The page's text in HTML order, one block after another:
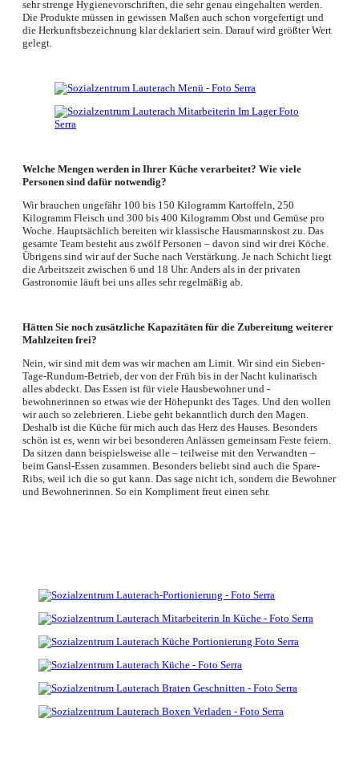
sehr strenge Hygienevorschriften, die sehr genau eingehalten werden.
Die Produkte müssen in gewissen Maßen auch schon vorgefertigt und
die Herkunftsbezeichnung klar deklariert sein. Darauf wird größter Wert
gelegt.
Welche Mengen werden in Ihrer Küche verarbeitet? Wie viele
Personen sind dafür notwendig?
Wir brauchen ungefähr 100 bis 150 Kilogramm Kartoffeln, 250
Kilogramm Fleisch und 300 bis 400 Kilogramm Obst und Gemüse pro
Woche. Hauptsächlich bereiten wir klassische Hausmannskost zu. Das
gesamte Team besteht aus zwölf Personen – davon sind wir drei Köche.
Übrigens sind wir auf der Suche nach Verstärkung. Je nach Schicht liegt
die Arbeitszeit zwischen 6 und 18 Uhr. Anders als in der privaten
Gastronomie läuft bei uns alles sehr regelmäßig ab.
Hätten Sie noch zusätzliche Kapazitäten für die Zubereitung weiterer
Mahlzeiten frei?
Nein, wir sind mit dem was wir machen am Limit. Wir sind ein Sieben-
Tage-Rundum-Betrieb, der von der Früh bis in der Nacht kulinarisch
alles abdeckt. Das Essen ist für viele Hausbewohner und -
bewohnerinnen so etwas wie der Höhepunkt des Tages. Und den wollen
wir auch so zelebrieren. Liebe geht bekanntlich durch den Magen.
Deshalb ist die Küche für mich auch das Herz des Hauses. Besonders
schön ist es, wenn wir bei besonderen Anlässen gemeinsam Feste feiern.
Da sitzen dann beispielsweise alle – teilweise mit den Verwandten –
beim Gansl-Essen zusammen. Besonders beliebt sind auch die Spare-
Ribs, weil ich die so gut kann. Das sage nicht ich, sondern die Bewohner
und Bewohnerinnen. So ein Kompliment freut einen sehr.